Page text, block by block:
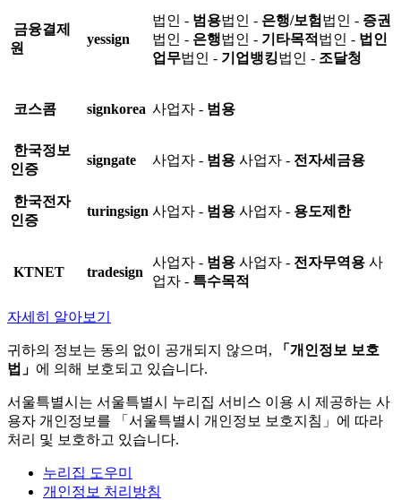
금융결제
원
yessign
법인 - 범용법인 - 은행/보험 법인 - 증권
법인 - 은행법인 - 기타목적 법인 - 법인
업무법인 - 기업뱅킹법인 - 조달청
코스콤 signkorea 사업자 - 범용
한국정보
인증
signgate 사업자 - 범용 사업자 - 전자세금용
한국전자
인증
turingsign 사업자 - 범용 사업자 - 용도제한
KTNET tradesign
사업자 - 범용 사업자 - 전자무역용 사
업자 - 특수목적
자세히 알아보기
귀하의 정보는 동의 없이 공개되지 않으며,
「개인정보 보호
법」 에 의해 보호되고 있습니다.
서울특별시는 서울특별시 누리집 서비스 이용 시 제공하는 사
용자 개인정보를 「서울특별시 개인정보 보호지침」에 따라
처리 및 보호하고 있습니다.
누리집 도우미
개인정보 처리방침